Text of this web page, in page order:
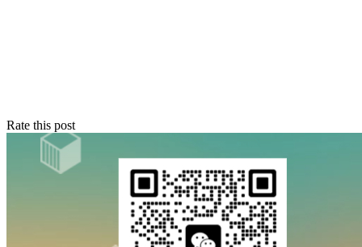
Rate this post